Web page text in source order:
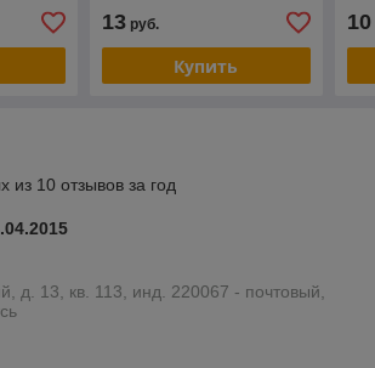
13руб.
Купить
10
из 10 отзывов за год
д. 13, кв. 113, инд. 220067 - почтовый,